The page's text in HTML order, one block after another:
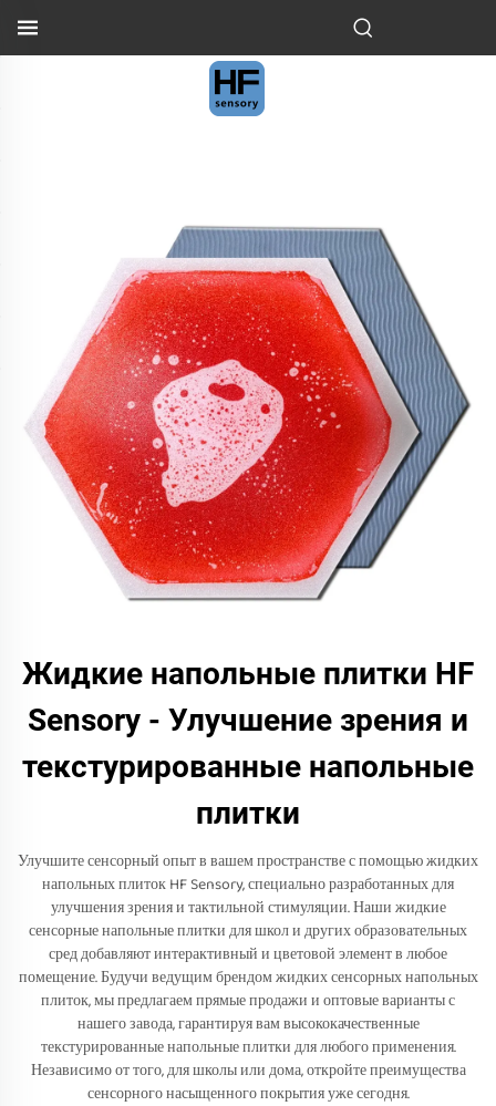
Жидкие напольные плитки HF
Sensory - Улучшение зрения и
текстурированные напольные
плитки
Улучшите сенсорный опыт в вашем пространстве с помощью жидких
напольных плиток HF Sensory, специально разработанных для
улучшения зрения и тактильной стимуляции. Наши жидкие
сенсорные напольные плитки для школ и других образовательных
сред добавляют интерактивный и цветовой элемент в любое
помещение. Будучи ведущим брендом жидких сенсорных напольных
плиток, мы предлагаем прямые продажи и оптовые варианты с
нашего завода, гарантируя вам высококачественные
текстурированные напольные плитки для любого применения.
Независимо от того, для школы или дома, откройте преимущества
сенсорного насыщенного покрытия уже сегодня.